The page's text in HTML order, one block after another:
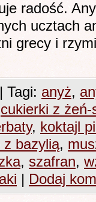
radość.
ucztach
grecy i
| Tagi: anyż,
cukierki z żeń-
, koktajl
z bazylią,
, szafran,
| Dodaj